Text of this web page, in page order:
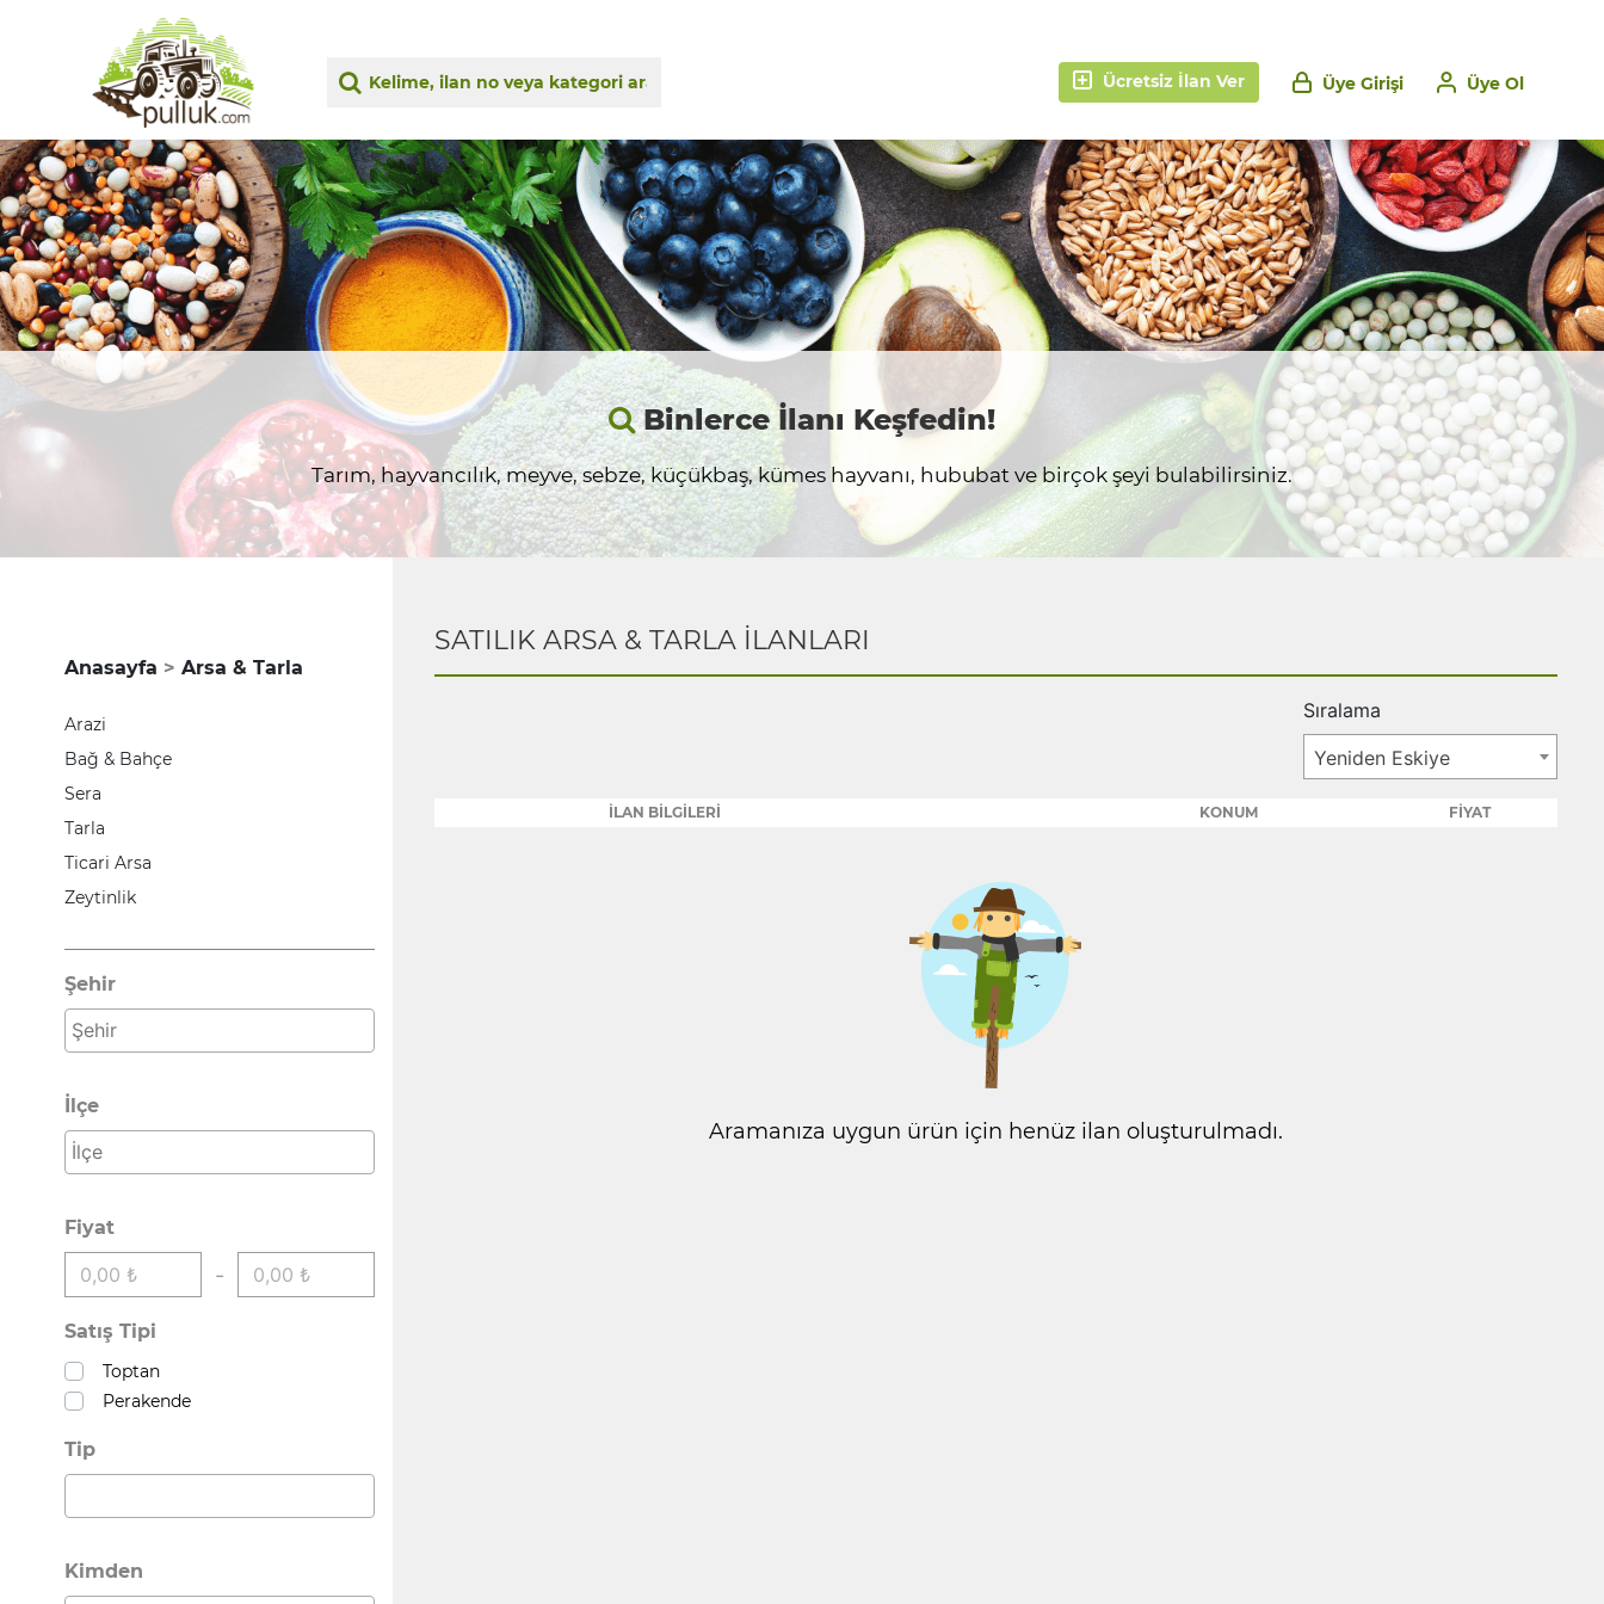
Üye Ol
Üye Girişi
Ücretsiz İlan Ver
Binlerce İlanı Keşfedin!
Tarım, hayvancılık, meyve, sebze, küçükbaş, kümes hayvanı, hububat ve birçok şeyi bulabilirsiniz.
Anasayfa Arsa & Tarla
Arazi
Bağ & Bahçe
Sera
Tarla
Ticari Arsa
Zeytinlik
Şehir
İlçe
Fiyat
-
Satış Tipi
Toptan
Perakende
Tip
Kimden
SATILIK ARSA & TARLA İLANLARI
Sıralama
Yeniden Eskiye
İLAN BİLGİLERİ KONUM FİYAT
Aramanıza uygun ürün için henüz ilan oluşturulmadı.